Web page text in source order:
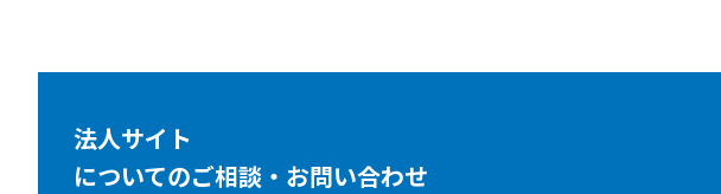
法人サイト
についてのご相談・お問い合わせ